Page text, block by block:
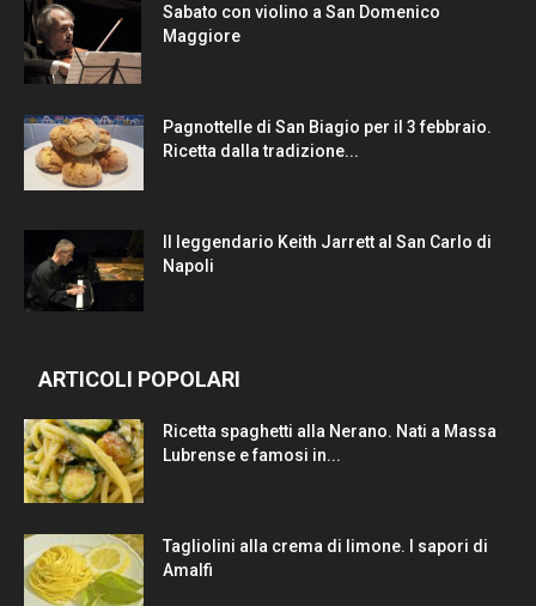
Sabato con violino a San Domenico
Maggiore
Pagnottelle di San Biagio per il 3 febbraio.
Ricetta dalla tradizione...
Il leggendario Keith Jarrett al San Carlo di
Napoli
ARTICOLI POPOLARI
Ricetta spaghetti alla Nerano. Nati a Massa
Lubrense e famosi in...
Tagliolini alla crema di limone. I sapori di
Amalfi